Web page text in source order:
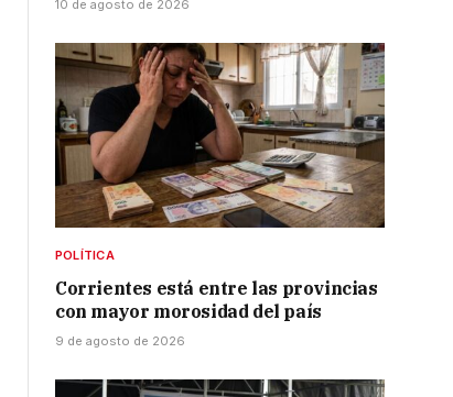
10 de agosto de 2026
POLÍTICA
Corrientes está entre las provincias
con mayor morosidad del país
9 de agosto de 2026